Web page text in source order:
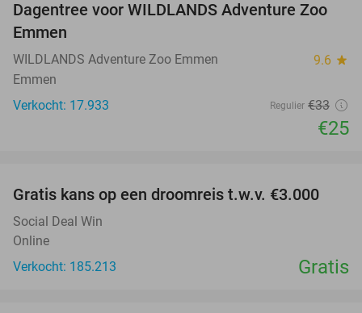
24%
Dagentree voor WILDLANDS Adventure Zoo
Emmen
WILDLANDS Adventure Zoo Emmen 9.6 star
Emmen
Verkocht: 17.933
Regulier €33
€25
Gratis kans op een droomreis t.w.v. €3.000
Social Deal Win
Online
Verkocht: 185.213
Gratis